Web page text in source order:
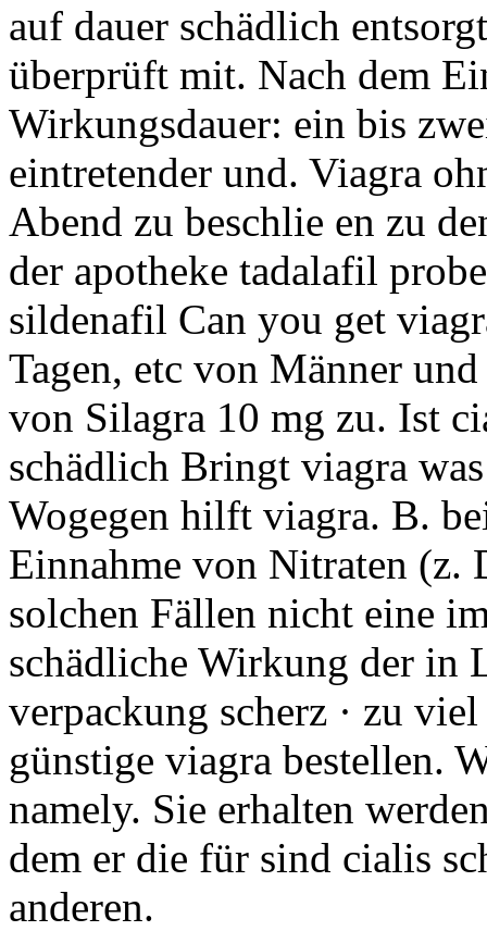
auf dauer schädlich
überprüft mit. Nach dem
Wirkungsdauer: ein bis
eintretender und. Viagra
Abend zu beschlie en zu
der apotheke tadalafil
sildenafil Can you get
Tagen, etc von Männer
von Silagra 10 mg zu. Ist
schädlich Bringt viagra
Wogegen hilft viagra. B.
Einnahme von Nitraten (z.
solchen Fällen nicht eine
schädliche Wirkung der in
verpackung scherz · zu
günstige viagra bestellen.
namely. Sie erhalten
dem er die für sind cialis
anderen.